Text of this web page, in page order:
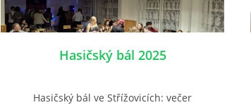
Hasičský bál 2025
Hasičský bál ve Střížovicích: večer